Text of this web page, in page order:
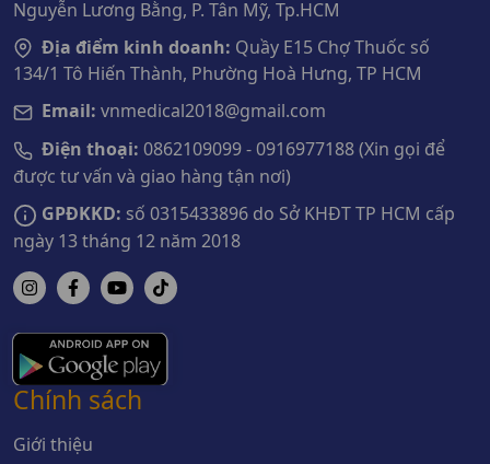
Nguyễn Lương Bằng, P. Tân Mỹ, Tp.HCM
Địa điểm kinh doanh: Quầy E15 Chợ Thuốc số
134/1 Tô Hiến Thành, Phường Hoà Hưng, TP HCM
Email: vnmedical2018@gmail.com
Điện thoại: 0862109099 - 0916977188 (Xin gọi để
được tư vấn và giao hàng tận nơi)
GPĐKKD: số 0315433896 do Sở KHĐT TP HCM cấp
ngày 13 tháng 12 năm 2018
Chính sách
Giới thiệu